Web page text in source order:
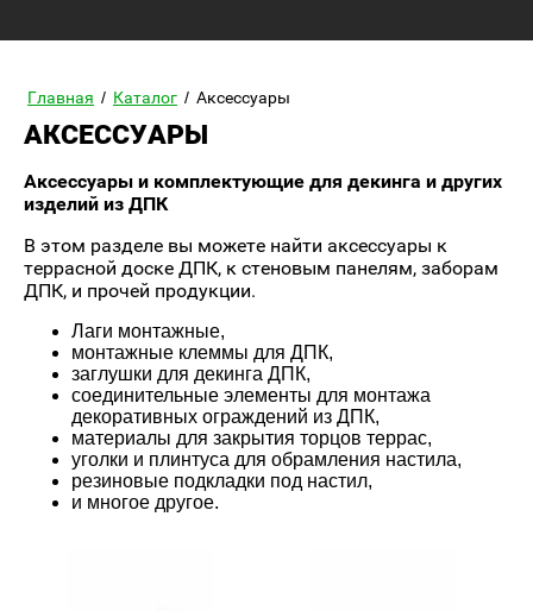
Главная / Каталог / Аксессуары
АКСЕССУАРЫ
Аксессуары и комплектующие для декинга и других
изделий из ДПК
В этом разделе вы можете найти аксессуары к
террасной доске ДПК, к стеновым панелям, заборам
ДПК, и прочей продукции.
Лаги монтажные,
монтажные клеммы для ДПК,
заглушки для декинга ДПК,
соединительные элементы для монтажа
декоративных ограждений из ДПК,
материалы для закрытия торцов террас,
уголки и плинтуса для обрамления настила,
резиновые подкладки под настил,
и многое другое.